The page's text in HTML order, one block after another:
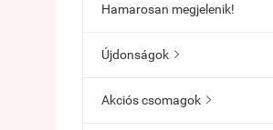
Hamarosan megjelenik!
Újdonságok 
Akciós csomagok 